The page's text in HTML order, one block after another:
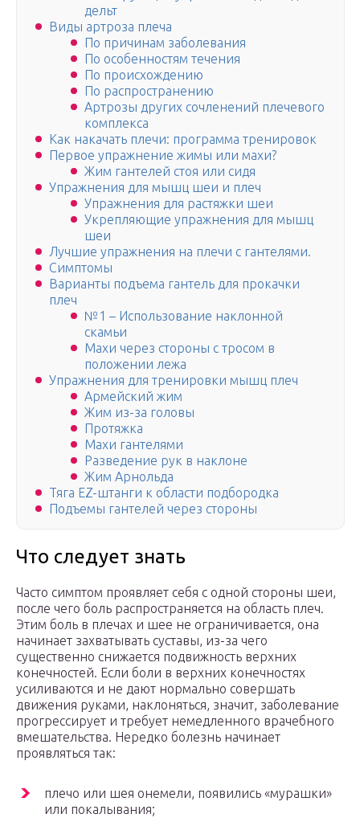
дельт
Виды артроза плеча
По причинам заболевания
По особенностям течения
По происхождению
По распространению
Артрозы других сочленений плечевого
комплекса
Как накачать плечи: программа тренировок
Первое упражнение жимы или махи?
Жим гантелей стоя или сидя
Упражнения для мышц шеи и плеч
Упражнения для растяжки шеи
Укрепляющие упражнения для мышц
шеи
Лучшие упражнения на плечи с гантелями.
Симптомы
Варианты подъема гантель для прокачки
плеч
№1 – Использование наклонной
скамьи
Махи через стороны с тросом в
положении лежа
Упражнения для тренировки мышц плеч
Армейский жим
Жим из-за головы
Протяжка
Махи гантелями
Разведение рук в наклоне
Жим Арнольда
Тяга EZ-штанги к области подбородка
Подъемы гантелей через стороны
Что следует знать
Часто симптом проявляет себя с одной стороны шеи,
после чего боль распространяется на область плеч.
Этим боль в плечах и шее не ограничивается, она
начинает захватывать суставы, из-за чего
существенно снижается подвижность верхних
конечностей. Если боли в верхних конечностях
усиливаются и не дают нормально совершать
движения руками, наклоняться, значит, заболевание
прогрессирует и требует немедленного врачебного
вмешательства. Нередко болезнь начинает
проявляться так:
плечо или шея онемели, появились «мурашки»
или покалывания;